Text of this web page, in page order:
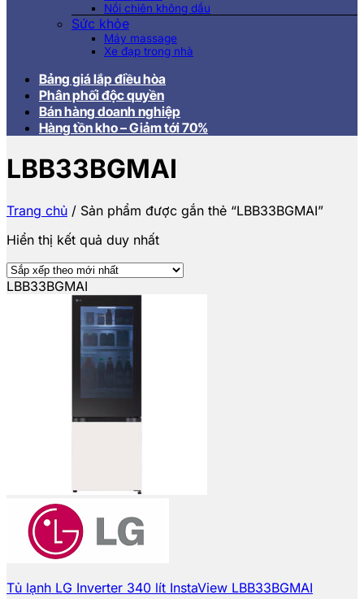
Nồi chiên không dầu
Sức khỏe
Máy massage
Xe đạp trong nhà
Bảng giá lắp điều hòa
Phân phối độc quyền
Bán hàng doanh nghiệp
Hàng tồn kho – Giảm tới 70%
LBB33BGMAI
Trang chủ / Sản phẩm được gắn thẻ “LBB33BGMAI”
Hiển thị kết quả duy nhất
LBB33BGMAI
Tủ lạnh LG Inverter 340 lít InstaView LBB33BGMAI